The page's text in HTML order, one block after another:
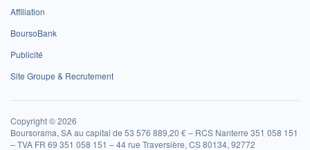
Affiliation
BoursoBank
Publicité
Site Groupe & Recrutement
Copyright © 2026
Boursorama, SA au capital de 53 576 889,20 € – RCS Nanterre 351 058 151
– TVA FR 69 351 058 151 – 44 rue Traversière, CS 80134, 92772